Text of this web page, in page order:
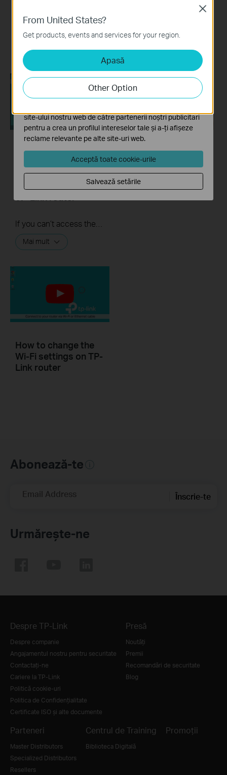
If you can’t access the internet using a DSL modem and TP-Link router, this video can help you solve the problem.
Mai mult
What should I do if I
cannot access the
internet? - Using a
cable modem and a
Mai mult
How to turn a router
into an Access
Point?
How to change the
Wi-Fi settings on TP-
Link router
Abonează-te
Email Address Înscrie-te
Urmărește-ne
Despre TP-Link
Despre companie
Angajamentul nostru pentru securitate
Contactați-ne
Cariere la TP-Link
Politică cookie-uri
Politica de Confidențialitate
Certificate ISO și alte documente
Presă
Noutăţi
Premii
Recomandări de securitate
Blog
Parteneri
Master Distributors
Specialized Distributors
Resellers
Centrul de Training
Biblioteca Digitală
Promoții
From United States?
Get products, events and services for your region.
Apasă
Other Option
Close
Cookie-uri de bază
Aceste cookie-uri sunt necesare pentru funcționarea
site-ului web și nu pot fi dezactivate în sistemele tale
Cookie-uri de analiză și marketing
Cookie-urile de analiză ne permit să analizăm activitățile
tale de pe site-ul nostru web a îmbunătăți și ajusta
funcționalitatea site-ului.
site-ului nostru web de către partenerii noștri publicitari
pentru a crea un profilul intereselor tale și a-ți afișeze
reclame relevante pe alte site-uri web.
Acceptă toate cookie-urile
Salvează setările